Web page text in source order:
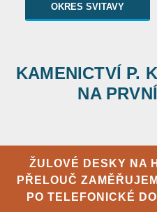
OKRES SVITAVY
KAMENICTVÍ P.
NA
ŽULOVÉ DESKY NA
PŘELOUČ
PO TELEFONICKÉ